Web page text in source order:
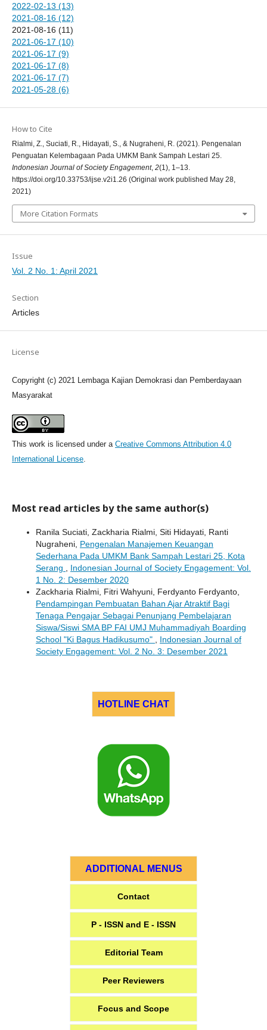
2022-02-13 (13)
2021-08-16 (12)
2021-08-16 (11)
2021-06-17 (10)
2021-06-17 (9)
2021-06-17 (8)
2021-06-17 (7)
2021-05-28 (6)
How to Cite
Rialmi, Z., Suciati, R., Hidayati, S., & Nugraheni, R. (2021). Pengenalan
Penguatan Kelembagaan Pada UMKM Bank Sampah Lestari 25.
Indonesian Journal of Society Engagement, 2(1), 1–13.
https://doi.org/10.33753/ijse.v2i1.26 (Original work published May 28,
2021)
More Citation Formats
Issue
Vol. 2 No. 1: April 2021
Section
Articles
License
Copyright (c) 2021 Lembaga Kajian Demokrasi dan Pemberdayaan
Masyarakat
This work is licensed under a Creative Commons Attribution 4.0
International License.
Most read articles by the same author(s)
Ranila Suciati, Zackharia Rialmi, Siti Hidayati, Ranti
Nugraheni, Pengenalan Manajemen Keuangan
Sederhana Pada UMKM Bank Sampah Lestari 25, Kota
Serang , Indonesian Journal of Society Engagement: Vol.
1 No. 2: Desember 2020
Zackharia Rialmi, Fitri Wahyuni, Ferdyanto Ferdyanto,
Pendampingan Pembuatan Bahan Ajar Atraktif Bagi
Tenaga Pengajar Sebagai Penunjang Pembelajaran
Siswa/Siswi SMA BP FAI UMJ Muhammadiyah Boarding
School "Ki Bagus Hadikusumo" , Indonesian Journal of
Society Engagement: Vol. 2 No. 3: Desember 2021
HOTLINE CHAT
ADDITIONAL MENUS
Contact
P - ISSN and E - ISSN
Editorial Team
Peer Reviewers
Focus and Scope